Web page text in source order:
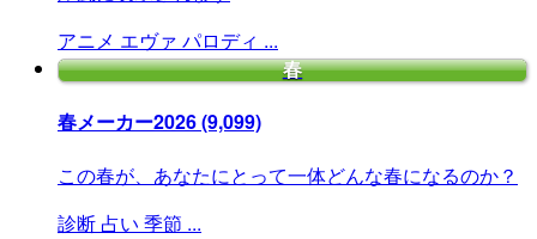
アニメ エヴァ パロディ ...
春
春メーカー2026(9,099)
この春が、あなたにとって一体どんな春になるのか？
診断 占い 季節 ...